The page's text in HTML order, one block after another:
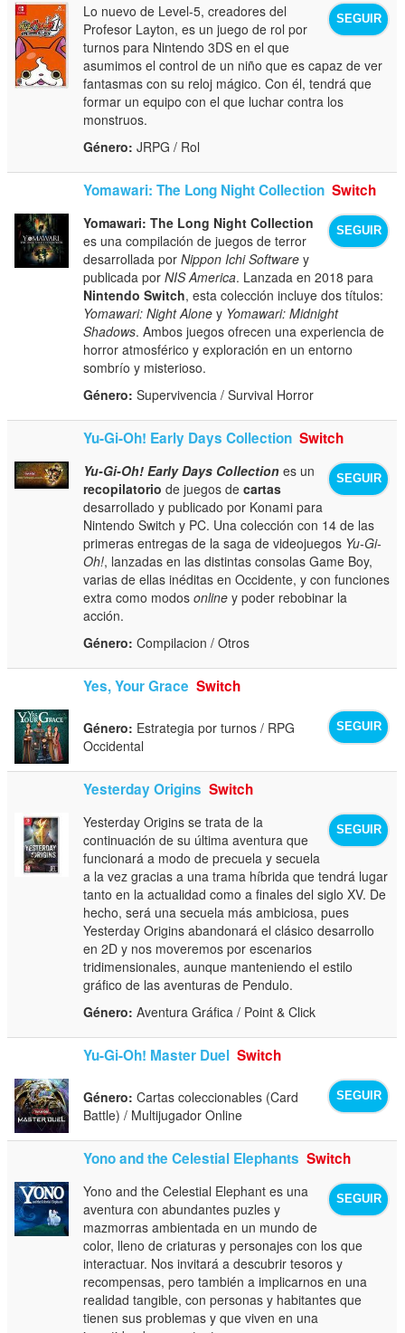
SEGUIR
Lo nuevo de Level-5, creadores del
Profesor Layton, es un juego de rol por
turnos para Nintendo 3DS en el que
asumimos el control de un niño que es capaz de ver
fantasmas con su reloj mágico. Con él, tendrá que
formar un equipo con el que luchar contra los
monstruos.
Género: JRPG / Rol
Yomawari: The Long Night Collection Switch
SEGUIR
Yomawari: The Long Night Collection
es una compilación de juegos de terror
desarrollada porNippon Ichi Software y
publicada porNIS America. Lanzada en 2018 para
Nintendo Switch, esta colección incluye dos títulos:
Yomawari: Night Alone y Yomawari: Midnight
Shadows. Ambos juegos ofrecen una experiencia de
horror atmosférico y exploración en un entorno
sombrío y misterioso.
Género: Supervivencia / Survival Horror
Yu-Gi-Oh! Early Days Collection Switch
SEGUIR
Yu-Gi-Oh! Early Days Collection es un
recopilatorio de juegos decartas
desarrollado y publicado por Konami para
Nintendo Switch y PC. Una colección con 14 de las
primeras entregas de la saga de videojuegos Yu-Gi-
Oh!, lanzadas en las distintas consolas Game Boy,
varias de ellas inéditas en Occidente, y con funciones
extra como modosonline y poder rebobinar la
acción.
Género: Compilacion / Otros
Yes, Your Grace Switch
SEGUIR
Género: Estrategia por turnos / RPG
Occidental
Yesterday Origins Switch
SEGUIR
Yesterday Origins se trata de la
continuación de su última aventura que
funcionará a modo de precuela y secuela
a la vez gracias a una trama híbrida que tendrá lugar
tanto en la actualidad como a finales del siglo XV. De
hecho, será una secuela más ambiciosa, pues
Yesterday Origins abandonará el clásico desarrollo
en 2D y nos moveremos por escenarios
tridimensionales, aunque manteniendo el estilo
gráfico de las aventuras de Pendulo.
Género: Aventura Gráfica / Point & Click
Yu-Gi-Oh! Master Duel Switch
SEGUIR
Género: Cartas coleccionables (Card
Battle) / Multijugador Online
Yono and the Celestial Elephants Switch
SEGUIR
Yono and the Celestial Elephant es una
aventura con abundantes puzles y
mazmorras ambientada en un mundo de
color, lleno de criaturas y personajes con los que
interactuar. Nos invitará a descubrir tesoros y
recompensas, pero también a implicarnos en una
realidad tangible, con personas y habitantes que
tienen sus problemas y que viven en una